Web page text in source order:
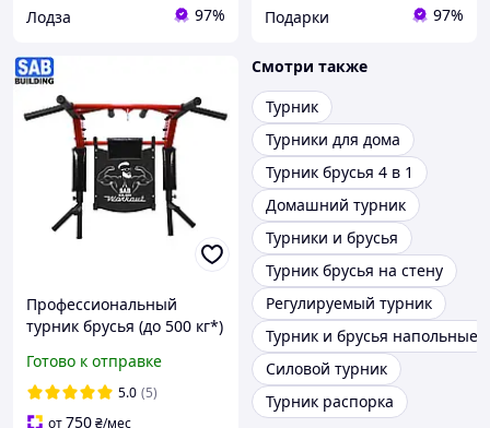
Лодза 97% Подарки 97%
Профессиональный
турник брусья (до 500 кг*)
домашний разборный на
стену
Готово к отправке
5.0 (5)
от750₴/мес
Смотри также
Турник
Турники для дома
Турник брусья 4 в 1
Домашний турник
Турники и брусья
Турник брусья на стену
Регулируемый турник
Турник и брусья напольные
Силовой турник
Турник распорка